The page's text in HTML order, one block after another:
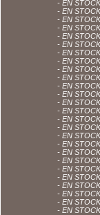
- EN STOCK
- EN STOCK
- EN STOCK
- EN STOCK
- EN STOCK
- EN STOCK
- EN STOCK
- EN STOCK
- EN STOCK
- EN STOCK
- EN STOCK
- EN STOCK
- EN STOCK
- EN STOCK
- EN STOCK
- EN STOCK
- EN STOCK
- EN STOCK
- EN STOCK
- EN STOCK
- EN STOCK
- EN STOCK
- EN STOCK
- EN STOCK
- EN STOCK
- EN STOCK